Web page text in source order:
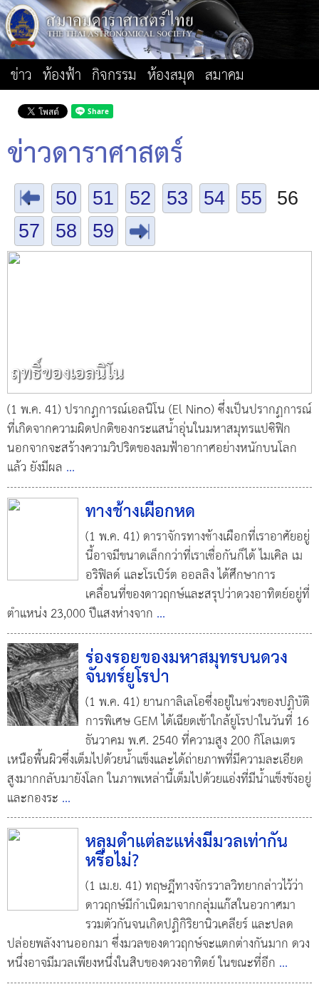
ข่าว ท้องฟ้า กิจกรรม ห้องสมุด สมาคม
ข่าวดาราศาสตร์
. 50 51 52 53 54 55
56
57
58 59 .
ฤทธิ์ของเอลนิโน
(1 พ.ค. 41) ปรากฏการณ์เอลนิโน (El Nino) ซึ่งเป็นปรากฏการณ์
ที่เกิดจากความผิดปกติของกระแสน้ำอุ่นในมหาสมุทรแปซิฟิก
นอกจากจะสร้างความวิปริตของลมฟ้าอากาศอย่างหนักบนโลก
แล้ว ยังมีผล ...
ทางช้างเผือกหด
(1 พ.ค. 41) ดาราจักรทางช้างเผือกที่เราอาศัยอยู่
นี้อาจมีขนาดเล็กกว่าที่เราเชื่อกันก็ได้ ไมเคิล เม
อริฟิลด์ และโรเบิร์ต ออลลิง ได้ศึกษาการ
เคลื่อนที่ของดาวฤกษ์และสรุปว่าดวงอาทิตย์อยู่ที่
ตำแหน่ง 23,000 ปีแสงห่างจาก ...
ร่องรอยของมหาสมุทรบนดวง
จันทร์ยูโรปา
(1 พ.ค. 41) ยานกาลิเลโอซึ่งอยู่ในช่วงของปฏิบัติ
การพิเศษ GEM ได้เฉียดเข้าใกล้ยูโรปาในวันที่ 16
ธันวาคม พ.ศ. 2540 ที่ความสูง 200 กิโลเมตร
เหนือพื้นผิวซึ่งเต็มไปด้วยน้ำแข็งและได้ถ่ายภาพที่มีความละเอียด
สูงมากกลับมายังโลก ในภาพเหล่านี้เต็มไปด้วยแอ่งที่มีน้ำแข็งขังอยู่
และกองระ ...
หลุมดำแต่ละแห่งมีมวลเท่ากัน
หรือไม่?
(1 เม.ย. 41) ทฤษฎีทางจักรวาลวิทยากล่าวไว้ว่า
ดาวฤกษ์มีกำเนิดมาจากกลุ่มแก๊สในอวกาศมา
รวมตัวกันจนเกิดปฏิกิริยานิวเคลียร์ และปลด
ปล่อยพลังงานออกมา ซึ่งมวลของดาวฤกษ์จะแตกต่างกันมาก ดวง
หนึ่งอาจมีมวลเพียงหนึ่งในสิบของดวงอาทิตย์ ในขณะที่อีก ...